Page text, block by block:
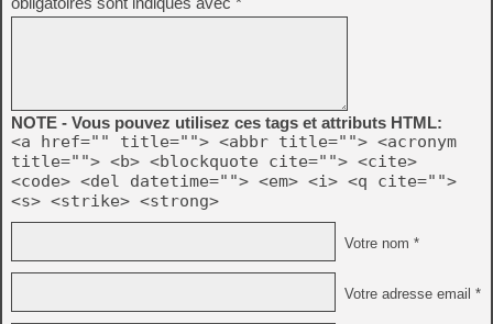
NOTE - Vous pouvez utilisez ces tags et attributs HTML:
<a href="" title=""> <abbr title=""> <acronym
title=""> <b> <blockquote cite=""> <cite>
<code> <del datetime=""> <em> <i> <q cite="">
<s> <strike> <strong>
Votre nom *
Votre adresse email *